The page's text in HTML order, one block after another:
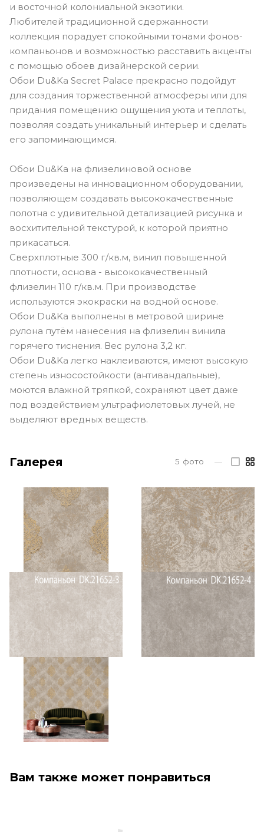
и восточной колониальной экзотики.
Любителей традиционной сдержанности
коллекция порадует спокойными тонами фонов-
компаньонов и возможностью расставить акценты
с помощью обоев дизайнерской серии.
Обои Du&Ka Secret Palace прекрасно подойдут
для создания торжественной атмосферы или для
придания помещению ощущения уюта и теплоты,
позволяя создать уникальный интерьер и сделать
его запоминающимся.
Обои Du&Ka на флизелиновой основе
произведены на инновационном оборудовании,
позволяющем создавать высококачественные
полотна с удивительной детализацией рисунка и
восхитительной текстурой, к которой приятно
прикасаться.
Сверхплотные 300 г/кв.м, винил повышенной
плотности, основа - высококачественный
флизелин 110 г/кв.м. При производстве
используются экокраски на водной основе.
Обои Du&Ka выполнены в метровой ширине
рулона путём нанесения на флизелин винила
горячего тиснения. Вес рулона 3,2 кг.
Обои Du&Ka легко наклеиваются, имеют высокую
степень износостойкости (антивандальные),
моются влажной тряпкой, сохраняют цвет даже
под воздействием ультрафиолетовых лучей, не
выделяют вредных веществ.
Галерея 5 фото —
Вам также может понравиться